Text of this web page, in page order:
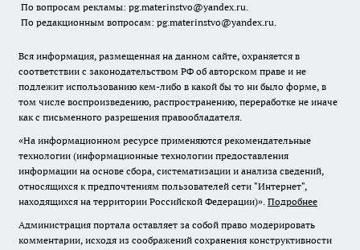
По вопросам рекламы: pg.materinstvo@yandex.ru.
По редакционным вопросам: pg.materinstvo@yandex.ru.
Вся информация, размещенная на данном сайте, охраняется в
соответствии с законодательством РФ об авторском праве и не
подлежит использованию кем-либо в какой бы то ни было форме, в
том числе воспроизведению, распространению, переработке не иначе
как с письменного разрешения правообладателя.
«На информационном ресурсе применяются рекомендательные
технологии (информационные технологии предоставления
информации на основе сбора, систематизации и анализа сведений,
относящихся к предпочтениям пользователей сети "Интернет",
находящихся на территории Российской Федерации)». Подробнее
Администрация портала оставляет за собой право модерировать
комментарии, исходя из соображений сохранения конструктивности